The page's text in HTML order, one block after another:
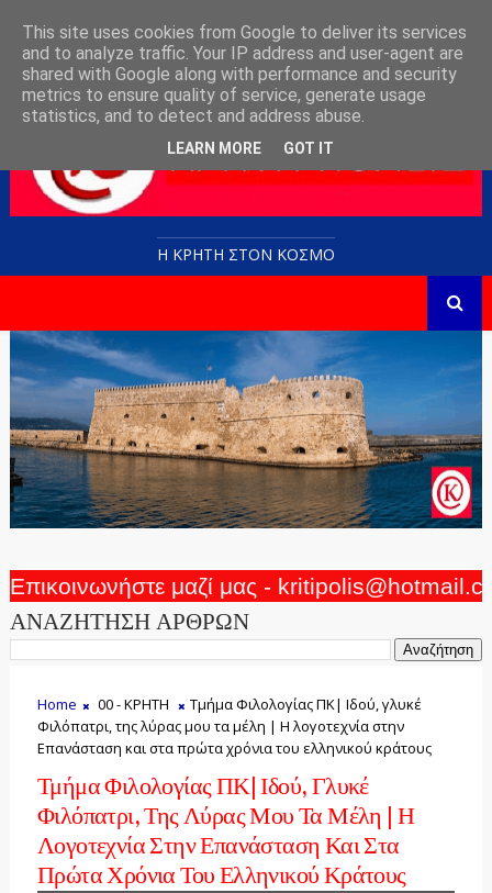
Η ΚΡΗΤΗ ΣΤΟN KOΣΜΟ
Επικοινωνήστε μαζί μας -
ΑΝΑΖΗΤΗΣΗ ΑΡΘΡΩΝ
Home 00 - ΚΡΗΤΗ
Τμήμα Φιλολογίας ΠΚ| Ιδού, γλυκέ
Φιλόπατρι, της λύρας μου τα μέλη | Η λογοτεχνία στην
Επανάσταση και στα πρώτα χρόνια του ελληνικού κράτους
Τμήμα Φιλολογίας ΠΚ| Ιδού, Γλυκέ
Φιλόπατρι, Της Λύρας Μου Τα Μέλη | Η
Λογοτεχνία Στην Επανάσταση Και Στα
Πρώτα Χρόνια Του Ελληνικού Κράτους
This site uses cookies from Google to deliver its services
and to analyze traffic. Your IP address and user-agent are
shared with Google along with performance and security
metrics to ensure quality of service, generate usage
statistics, and to detect and address abuse.
LEARN MORE GOT IT